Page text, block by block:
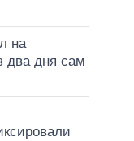
на
два дня сам